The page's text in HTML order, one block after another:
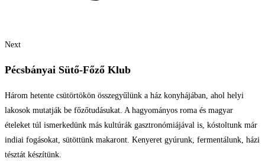
Next
Pécsbányai Sütő-Főző Klub
Három hetente csütörtökön összegyűlünk a ház konyhájában, ahol helyi
lakosok mutatják be főzőtudásukat. A hagyományos roma és magyar
ételeket túl ismerkedünk más kultúrák gasztronómiájával is, kóstoltunk már
indiai fogásokat, sütöttünk makaront. Kenyeret gyúrunk, fermentálunk, házi
tésztát készítünk.